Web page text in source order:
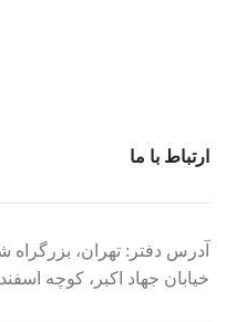
ارتباط با ما
آدرس دفتر: تهران، بزرگراه
خیابان جهاد اکبر، کوچه